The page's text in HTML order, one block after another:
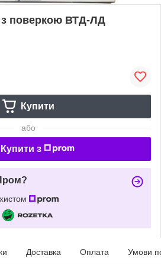
з поверкою ВТД-ЛД
Купити
або
Купити з
Доставка Оплата Умови